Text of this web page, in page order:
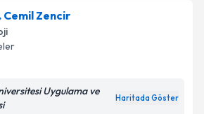
Takvim Talebini Gönder
Selim Durmaz
Size bu uzmandan randevu almanız
e-posta ile
Cemil Zencir
Uygulama ve
Haritada Göster